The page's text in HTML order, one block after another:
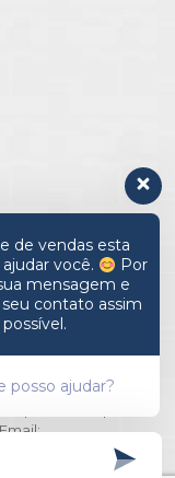
| CNPJ:
516/518 - Brás -
| 2694-3291 |
| *Os preços e
virtual podem ser
de vendas esta
você.
Por
mensagem e
contato assim
posso ajudar?